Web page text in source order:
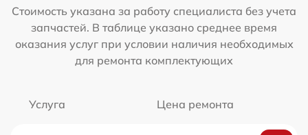
Стоимость указана за работу специалиста без учета
запчастей. В таблице указано среднее время
оказания услуг при условии наличия необходимых
для ремонта комплектующих
Услуга Цена ремонта